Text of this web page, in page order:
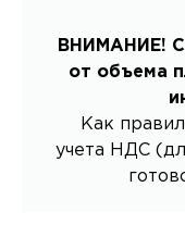
ВНИМАНИЕ!
от объема
Как
учета НДС